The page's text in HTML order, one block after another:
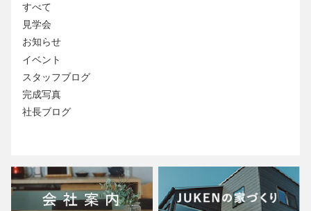
すべて
見学会
お知らせ
イベント
スタッフブログ
完成写真
社長ブログ